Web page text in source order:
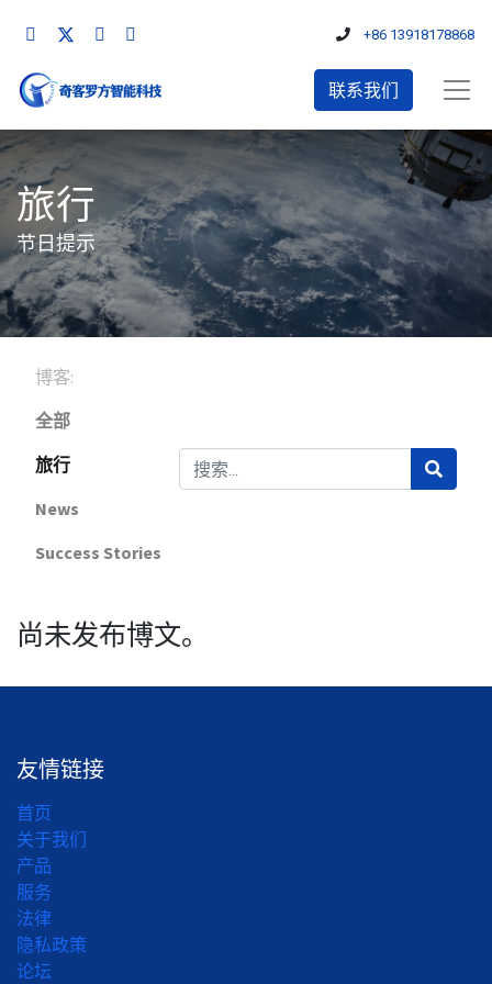
+86 13918178868
联系我们
旅行
节日提示
博客:
全部
旅行
News
Success Stories
尚未发布博文。
友情链接
首页
关于我们
产品
服务
法律
‎隐私政策‎
论坛